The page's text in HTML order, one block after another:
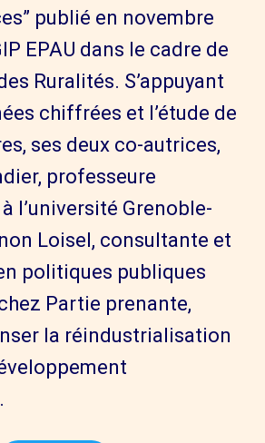
publié en novembre
EPAU dans le cadre de
Ruralités. S’appuyant
chiffrées et l’étude de
ses deux co-autrices,
professeure
l’université Grenoble-
Loisel, consultante et
politiques publiques
Partie prenante,
la réindustrialisation